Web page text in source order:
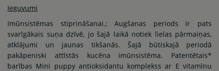
Ieguvumi
Imūnsistēmas stiprināšanai.; Augšanas periods ir pats
svarīgākais suņa dzīvē, jo šajā laikā notiek lielas pārmaiņas,
atklājumi un jaunas tikšanās. Šajā būtiskajā periodā
pakāpeniski attīstās kucēna imūnsistēma. Patentētais*
barības Mini puppy antioksidantu komplekss ar E vitamīnu